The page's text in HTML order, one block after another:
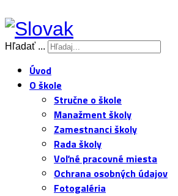
Hľadať ...
Úvod
O škole
Stručne o škole
Manažment školy
Zamestnanci školy
Rada školy
Voľné pracovné miesta
Ochrana osobných údajov
Fotogaléria